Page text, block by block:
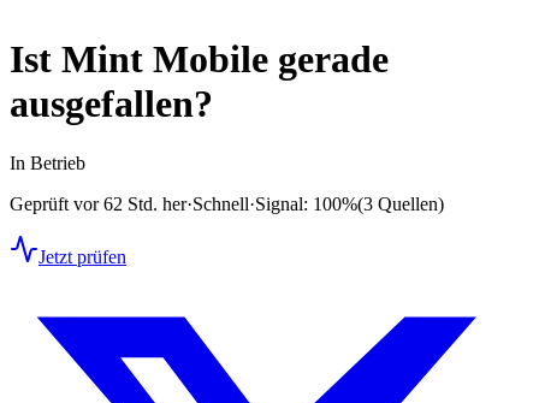
Ist Mint Mobile gerade
ausgefallen?
In Betrieb
Geprüft vor 62 Std. her·Schnell·Signal: 100%(3 Quellen)
Jetzt prüfen